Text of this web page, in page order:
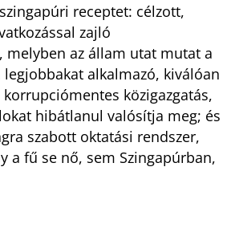
receptet: célzott,
zajló
melyben az állam utat mutat a
legjobbakat alkalmazó, kiválóan
közigazgatás,
hibátlanul valósítja meg; és
szabott oktatási rendszer,
a fű se nő, sem Szingapúrban,